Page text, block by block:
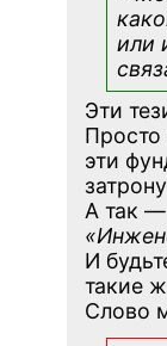
или
Эти
Просто
эти
А так —
И
такие
Слово